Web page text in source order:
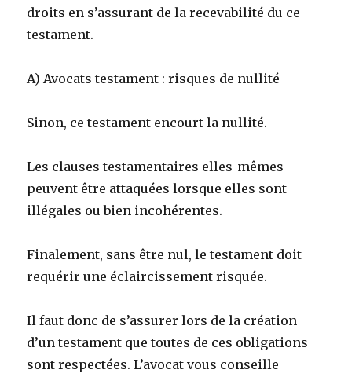
droits en s’assurant de la recevabilité du ce
testament.
A) Avocats testament : risques de nullité
Sinon, ce testament encourt la nullité.
Les clauses testamentaires elles-mêmes
peuvent être attaquées lorsque elles sont
illégales ou bien incohérentes.
Finalement, sans être nul, le testament doit
requérir une éclaircissement risquée.
Il faut donc de s’assurer lors de la création
d’un testament que toutes de ces obligations
sont respectées. L’avocat vous conseille